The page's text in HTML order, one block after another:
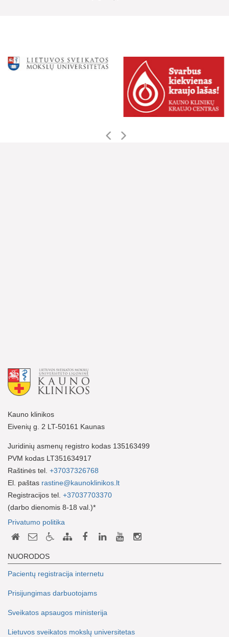
Kauno klinikos
Eivenių g. 2 LT-50161 Kaunas
Juridinių asmenų registro kodas 135163499
PVM kodas LT351634917
Raštinės tel. +37037326768
El. paštas rastine@kaunoklinikos.lt
Registracijos tel. +37037703370
(darbo dienomis 8-18 val.)*
Privatumo politika
NUORODOS
Pacientų registracija internetu
Prisijungimas darbuotojams
Sveikatos apsaugos ministerija
Lietuvos sveikatos mokslų universitetas